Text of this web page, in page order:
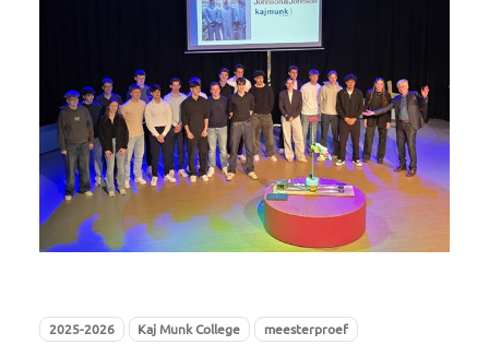
2025-2026 Kaj Munk College meesterproef